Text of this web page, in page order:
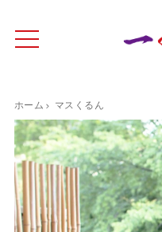
抗ウイルス・抗菌マスクケース
テーブルウエア特集
光田愛のテーブルコーディネート
ホーム マスくるん